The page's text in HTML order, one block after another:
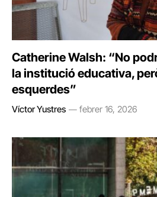
Catherine Walsh: “No
la institució educativa,
esquerdes”
Víctor Yustres febrer 16, 2026